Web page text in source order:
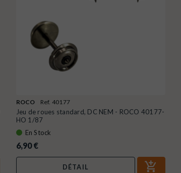
ROCO Ref. 40177
Jeu de roues standard, DC NEM - ROCO 40177-
HO 1/87
En Stock
6,90 €
DÉTAIL